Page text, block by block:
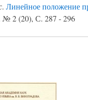
. Линейное положение
2 (20), С. 287 - 296